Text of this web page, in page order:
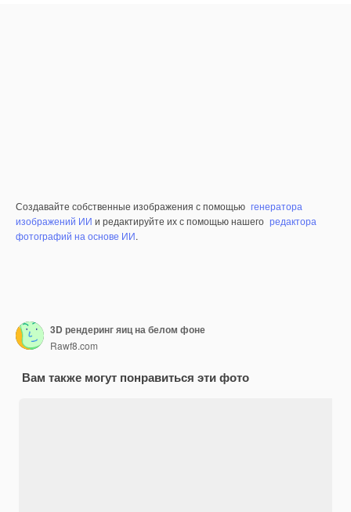
Создавайте собственные изображения с помощью генератора
изображений ИИ и редактируйте их с помощью нашего редактора
фотографий на основе ИИ.
3D рендеринг яиц на белом фоне
Rawf8.com
Вам также могут понравиться эти фото